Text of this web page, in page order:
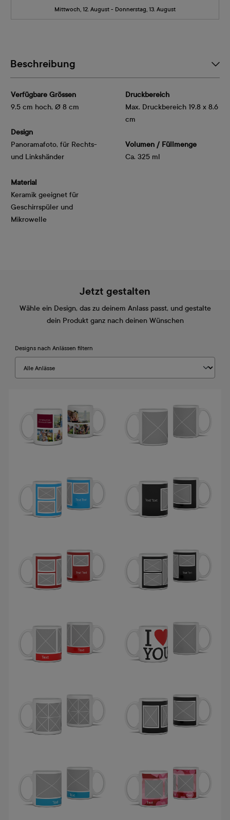
Mittwoch, 12. August - Donnerstag, 13. August
Beschreibung
Verfügbare Grössen
9.5 cm hoch, Ø 8 cm
Design
Panoramafoto, für Rechts-
und Linkshänder
Material
Keramik geeignet für
Geschirrspüler und
Mikrowelle
Druckbereich
Max. Druckbereich 19.8 x 8.6
cm
Volumen / Füllmenge
Ca. 325 ml
Jetzt gestalten
Wähle ein Design, das zu deinem Anlass passt, und gestalte
dein Produkt ganz nach deinen Wünschen
Designs nach Anlässen filtern